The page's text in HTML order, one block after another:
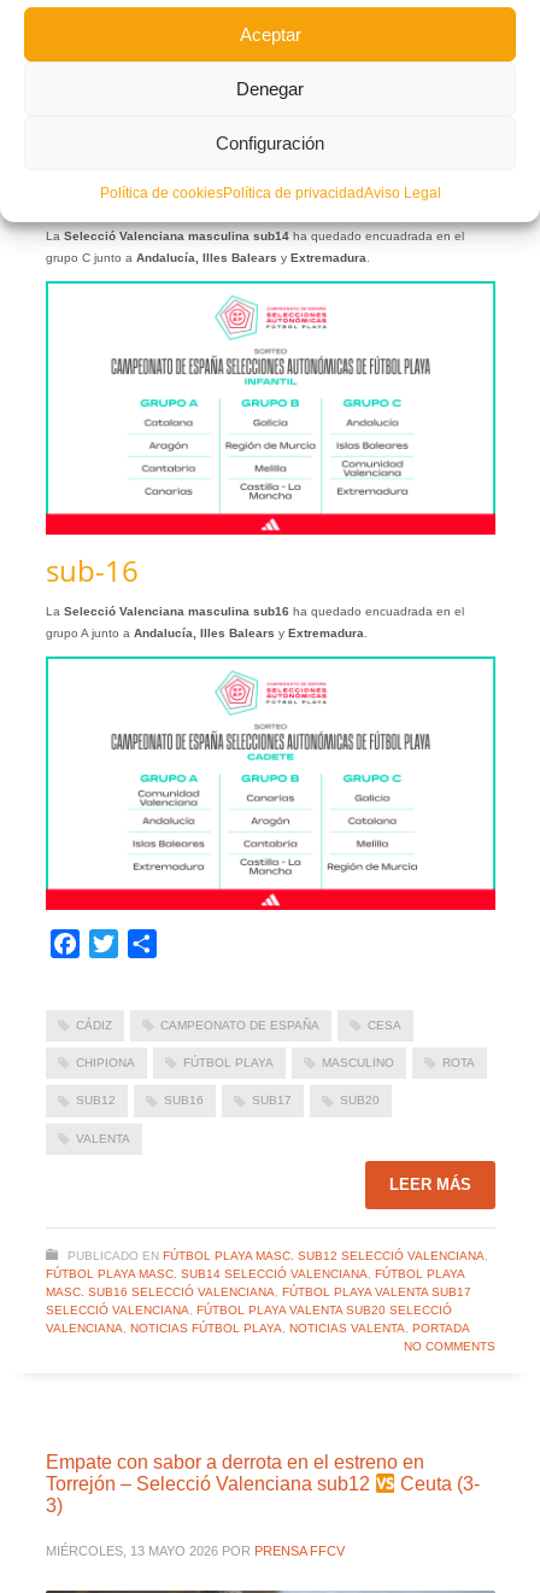
Aceptar
Denegar
Configuración
Política de cookiesPolítica de privacidadAviso Legal
sub-14
LaSelecció Valenciana masculina sub14ha quedado encuadrada en el
grupo C junto a Andalucía, Illes Balears y Extremadura
sub-16
La Selecció Valenciana masculina sub16 ha quedado encuadrada en el
grupo A junto a Andalucía, Illes Balears y Extremadura
Facebook
Twitter
CÁDIZ CAMPEONATO DE ESPAÑA CESA
CHIPIONA FÚTBOL PLAYA MASCULINO ROTA
SUB12 SUB16 SUB17 SUB20
VALENTA
LEER MÁS
PUBLICADO EN FÚTBOL PLAYA MASC. SUB12 SELECCIÓ VALENCIANA
FÚTBOL PLAYA MASC. SUB14 SELECCIÓ VALENCIANA
FÚTBOL PLAYA
MASC. SUB16 SELECCIÓ VALENCIANA
FÚTBOL PLAYA VALENTA SUB17
SELECCIÓ VALENCIANA
FÚTBOL PLAYA VALENTA SUB20 SELECCIÓ
VALENCIANA
NOTICIAS FÚTBOL PLAYA NOTICIAS VALENTA
PORTADA
NO COMMENTS
Empate con sabor a derrota en el estreno en
Torrejón – Selecció Valenciana sub12
Ceuta (3-
3)
MIÉRCOLES, 13 MAYO 2026 POR PRENSA FFCV